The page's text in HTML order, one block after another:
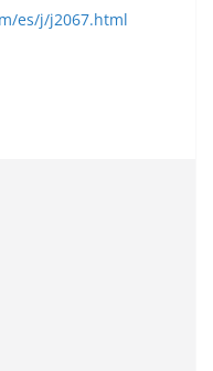
es/j/j2067.html